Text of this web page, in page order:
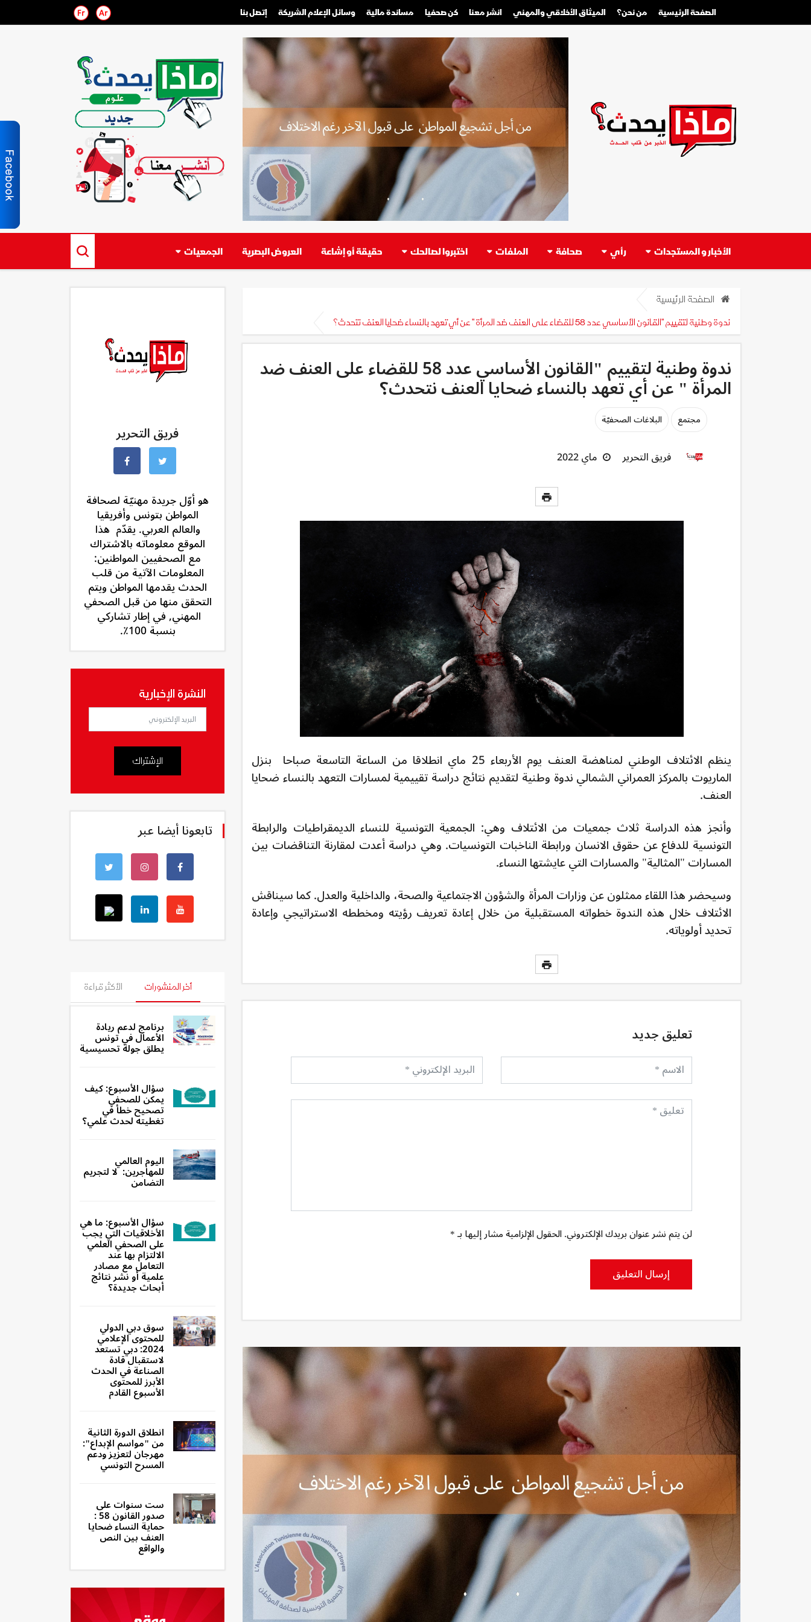
الصفحة الرئيسية من نحن؟ الميثاق الأخلاقي والمهني انشر معنا
كن صحفيا
صحفي محترف
صحفي مواطن
مساندة مالية وسائل الإعلام الشريكة إتصل بنا
الأخبار و المستجدات رأي صحافة الملفات اختبروا لصالحك حقيقة أو إشاعة العروض البصرية الجمعيات
الصفحة الرئيسية
ندوة وطنية لتقييم "القانون الأساسي عدد 58 للقضاء على العنف ضد المرأة " عن أي تعهد بالنساء ضحايا العنف نتحدث؟
ندوة وطنية لتقييم "القانون الأساسي عدد 58 للقضاء على العنف ضد
المرأة " عن أي تعهد بالنساء ضحايا العنف نتحدث؟
مجتمع البلاغات الصحفيّة
فريق التحرير ماي 2022
ينظم الائتلاف الوطني لمناهضة العنف يوم الأربعاء 25 ماي انطلاقا من الساعة التاسعة صباحا بنزل
الماريوت بالمركز العمراني الشمالي ندوة وطنية لتقديم نتائج دراسة تقييمية لمسارات التعهد بالنساء ضحايا
العنف.
وأنجز هذه الدراسة ثلاث جمعيات من الائتلاف وهي: الجمعية التونسية للنساء الديمقراطيات والرابطة
التونسية للدفاع عن حقوق الانسان ورابطة الناخبات التونسيات. وهي دراسة أعدت لمقارنة التناقضات بين
المسارات "المثالية" والمسارات التي عايشتها النساء.
وسيحضر هذا اللقاء ممثلون عن وزارات المرأة والشؤون الاجتماعية والصحة، والداخلية والعدل.كما سيناقش
الائتلاف خلال هذه الندوة خطواته المستقبلية من خلال إعادة تعريف رؤيته ومخططه الاستراتيجي وإعادة
تحديد أولوياته.
تعليق جديد
لن يتم نشر عنوان بريدك الإلكتروني. الحقول الإلزامية مشار إليها بـ *
إرسال التعليق
فريق التحرير
هو أوّل جريدة مهنيّة لصحافة
المواطن بتونس وأفريقيا
والعالم العربي. يقدّم هذا
الموقع معلوماته بالاشتراك
مع الصحفيين المواطنين:
المعلومات الآتية من قلب
الحدث يقدمها المواطن ويتم
التحقق منها من قبل الصحفي
المهني, في إطار تشاركي
بنسبة 100٪.
النشرة الإخبارية
الإشتراك
تابعونا أيضا عبر
أخر المنشورات الأكثر قراءة
برنامج لدعم ريادة
الأعمال في تونس
يطلق جولة تحسيسية
سؤال الأسبوع: كيف
يمكن للصحفي
تصحيح خطأ في
تغطيته لحدث علمي؟
اليوم العالمي
للمهاجرين: لا لتجريم
التضامن
سؤال الأسبوع: ما هي
الأخلاقيات التي يجب
على الصحفي العلمي
الالتزام بها عند
التعامل مع مصادر
علمية أو نشر نتائج
أبحاث جديدة؟
سوق دبي الدولي
للمحتوى الإعلامي
2024: دبي تستعد
لاستقبال قادة
الصناعة في الحدث
الأبرز للمحتوى
الأسبوع القادم
انطلاق الدورة الثانية
من "مواسم الإبداع":
مهرجان لتعزيز ودعم
المسرح التونسي
ست سنوات على
صدور القانون 58 :
حماية النساء ضحايا
العنف بين النص
والواقع